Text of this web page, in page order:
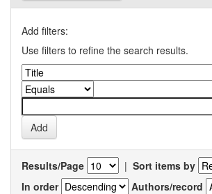
Add filters:
Use filters to refine the search results.
Results/Page | Sort items by
In order
Authors/record